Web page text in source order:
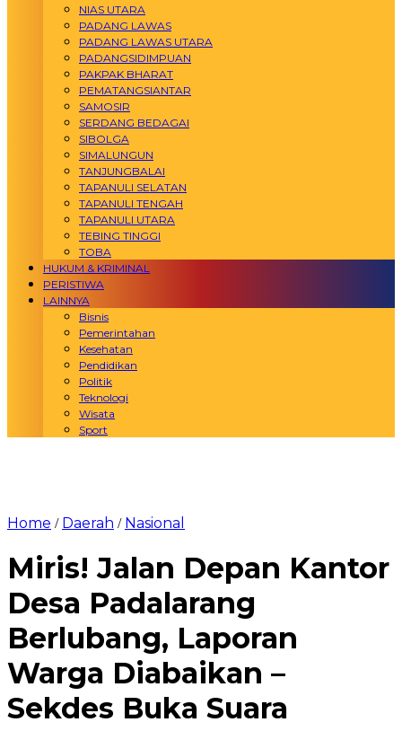
NIAS UTARA
PADANG LAWAS
PADANG LAWAS UTARA
PADANGSIDIMPUAN
PAKPAK BHARAT
PEMATANGSIANTAR
SAMOSIR
SERDANG BEDAGAI
SIBOLGA
SIMALUNGUN
TANJUNGBALAI
TAPANULI SELATAN
TAPANULI TENGAH
TAPANULI UTARA
TEBING TINGGI
TOBA
HUKUM & KRIMINAL
PERISTIWA
LAINNYA
Bisnis
Pemerintahan
Kesehatan
Pendidikan
Politik
Teknologi
Wisata
Sport
Home / Daerah / Nasional
Miris! Jalan Depan Kantor
Desa Padalarang
Berlubang, Laporan
Warga Diabaikan –
Sekdes Buka Suara